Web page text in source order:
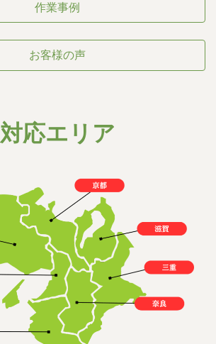
作業事例
お客様の声
対応エリア